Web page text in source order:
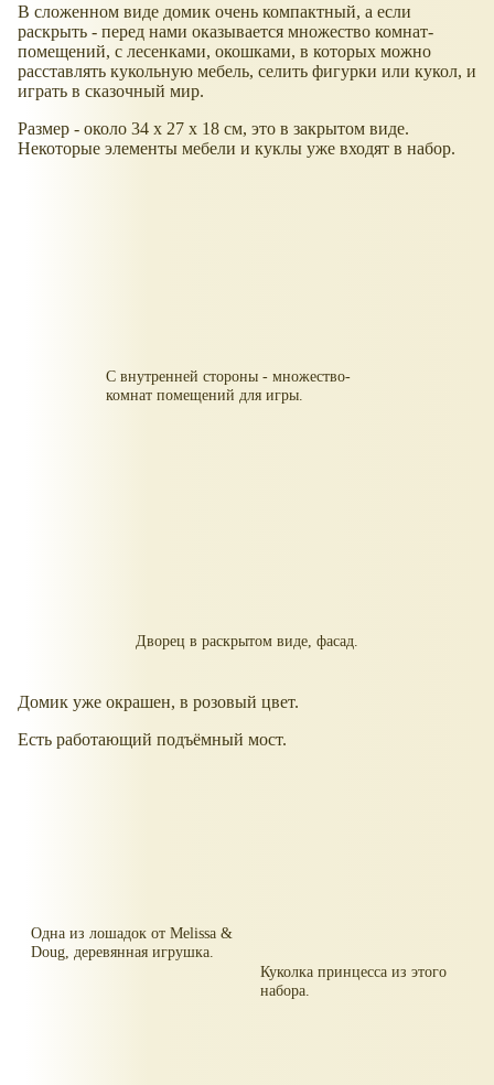
В сложенном виде домик очень компактный, а если
раскрыть - перед нами оказывается множество комнат-
помещений, с лесенками, окошками, в которых можно
расставлять кукольную мебель, селить фигурки или кукол, и
играть в сказочный мир.
Размер - около 34 x 27 x 18 см, это в закрытом виде.
Некоторые элементы мебели и куклы уже входят в набор.
С внутренней стороны - множество-
комнат помещений для игры.
Дворец в раскрытом виде, фасад.
Домик уже окрашен, в розовый цвет.
Есть работающий подъёмный мост.
Одна из лошадок от Melissa &
Doug, деревянная игрушка.
Куколка принцесса из этого
набора.